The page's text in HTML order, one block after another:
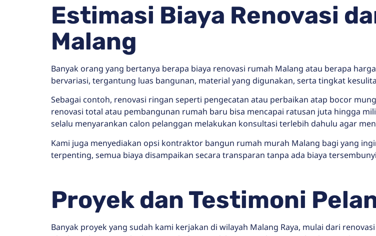
Estimasi Biaya Renovasi
Malang
Banyak orang yang bertanya berapa biaya renovasi rumah Malang atau berapa
bervariasi, tergantung luas bangunan, material yang digunakan, serta tingkat
Sebagai contoh, renovasi ringan seperti pengecatan atau perbaikan atap bocor
renovasi total atau pembangunan rumah baru bisa mencapai ratusan juta hingga
selalu menyarankan calon pelanggan melakukan konsultasi terlebih dahulu agar
Kami juga menyediakan opsi kontraktor bangun rumah murah Malang bagi yang
terpenting, semua biaya disampaikan secara transparan tanpa ada biaya
Proyek dan Testimoni
Banyak proyek yang sudah kami kerjakan di wilayah Malang Raya, mulai dari